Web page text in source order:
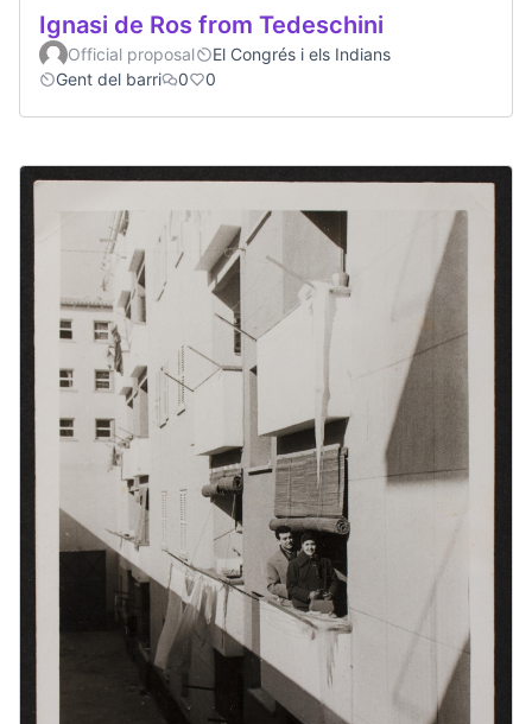
Ignasi de Ros from Tedeschini
Official proposal
El Congrés i els Indians
Gent del barri
0 0